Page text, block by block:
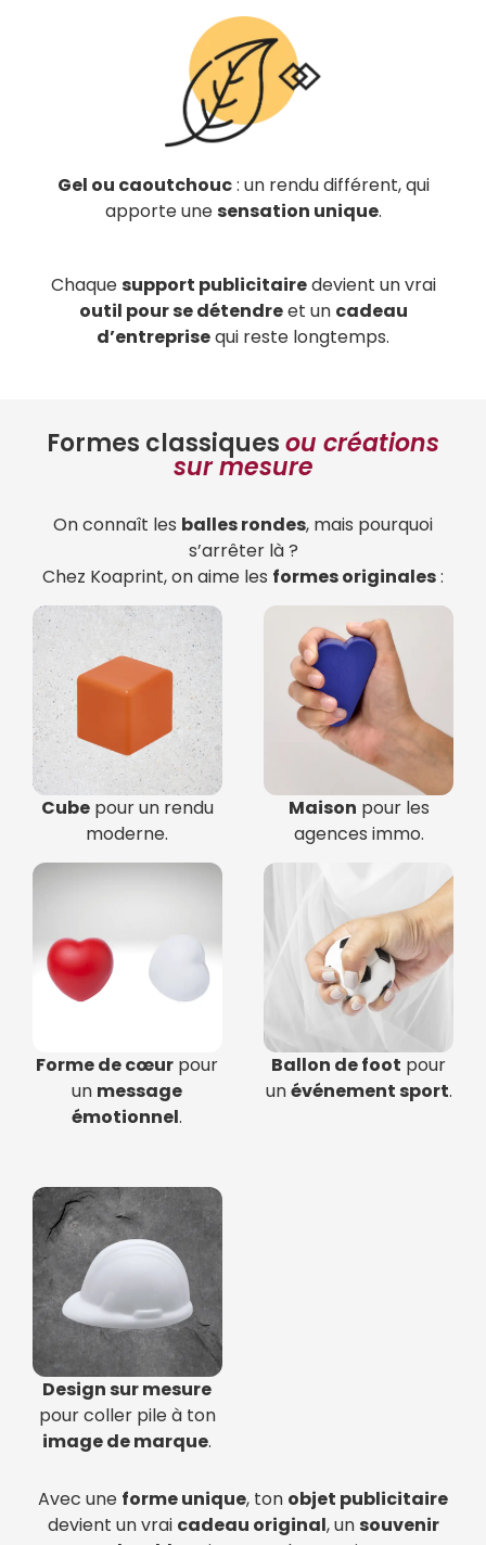
Gel ou caoutchouc: un rendu différent, qui
apporte unesensation unique.
Chaquesupport publicitairedevient un vrai
outil pour se détendreet un cadeau
d’entreprisequi reste longtemps.
Formes classiquesou créations
sur mesure
On connaît les balles rondes, mais pourquoi
s’arrêter là ?
Chez Koaprint, on aime les formes originales:
Cubepour un rendu
moderne.
Maison pour les
agences immo.
Forme de cœur pour
un message
émotionnel.
Ballon de foot pour
unévénement sport.
Design sur mesure
pour coller pile à ton
image de marque.
Avec une forme unique, ton objet publicitaire
devient un vrai cadeau original, un souvenir